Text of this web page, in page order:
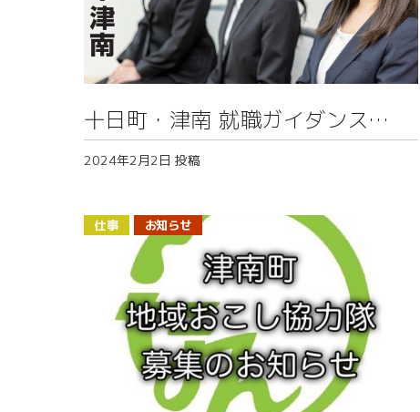
十日町・津南 就職ガイダンス
2025
2024年2月2日 投稿
仕事 お知らせ